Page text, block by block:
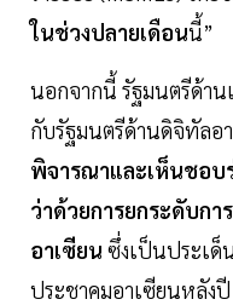
ในช่วงปลายเดือนนี้”
นอกจากนี้ รัฐมนตรีด้าน
กับรัฐมนตรีด้านดิจิทัลอ
พิจารณาและเห็นชอบ
ว่าด้วยการยกระดับก
อาเซียน ซึ่งเป็นประเ
ประชาคมอาเซียนหลัง